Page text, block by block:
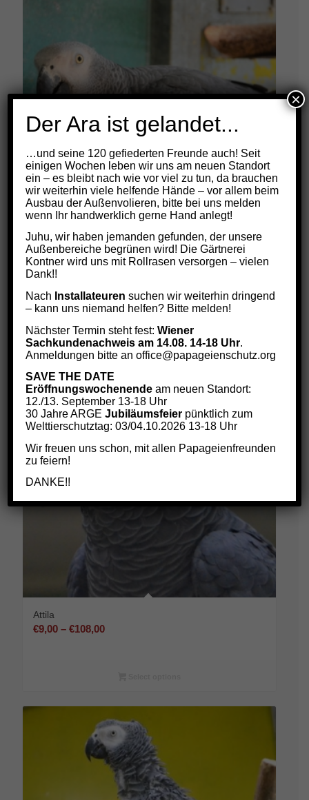
Balthasar
€9,00 –€108,00Preisspanne:
bis
Attila
€9,00 –€108,00Preisspanne:
Der Ara ist gelandet...
…und seine 120 gefiederten Freunde auch! Seit
einigen Wochen leben wir uns am neuen Standort
ein – es bleibt nach wie vor viel zu tun, da brauchen
wir weiterhin viele helfende Hände – vor allem beim
Ausbau der Außenvolieren, bitte bei uns melden
wenn Ihr handwerklich gerne Hand anlegt!
Juhu, wir haben jemanden gefunden, der unsere
Außenbereiche begrünen wird! Die Gärtnerei
Kontner wird uns mit Rollrasen versorgen – vielen
Dank!!
Nach Installateuren suchen wir weiterhin dringend
– kann uns niemand helfen? Bitte melden!
Nächster Termin steht fest:Wiener
Sachkundenachweis am 14.08. 14-18 Uhr.
Anmeldungen bitte an office@papageienschutz.org
SAVE THE DATE
Eröffnungswochenende am neuen Standort:
12./13. September 13-18 Uhr
30 Jahre ARGEJubiläumsfeier pünktlich zum
Welttierschutztag: 03/04.10.2026 13-18 Uhr
Wir freuen uns schon, mit allen Papageienfreunden
zu feiern!
DANKE!!
×